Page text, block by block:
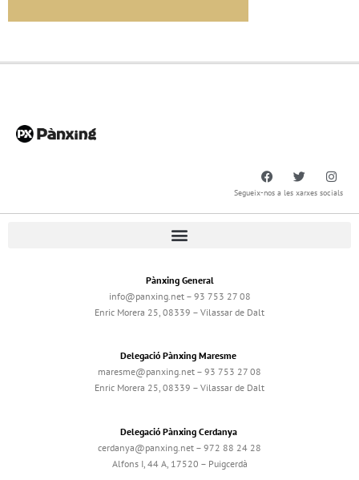
Segueix-nos a les xarxes socials
Pànxing General
info@panxing.net – 93 753 27 08
Enric Morera 25, 08339 – Vilassar de Dalt
Delegació Pànxing Maresme
maresme@panxing.net – 93 753 27 08
Enric Morera 25, 08339 – Vilassar de Dalt
Delegació Pànxing Cerdanya
cerdanya@panxing.net – 972 88 24 28
Alfons I, 44 A, 17520 – Puigcerdà